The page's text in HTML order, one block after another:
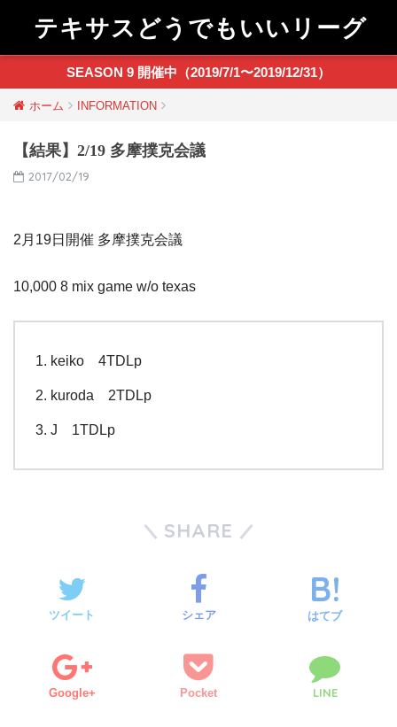
テキサスどうでもいいリーグ
SEASON 9 開催中（2019/7/1〜2019/12/31）
ホーム INFORMATION
【結果】2/19 多摩撲克会議
2017/02/19
2月19日開催 多摩撲克会議
10,000 8 mix game w/o texas
keiko 4TDLp
kuroda 2TDLp
J 1TDLp
SHARE
ツイート シェア はてブ
Google+ Pocket LINE